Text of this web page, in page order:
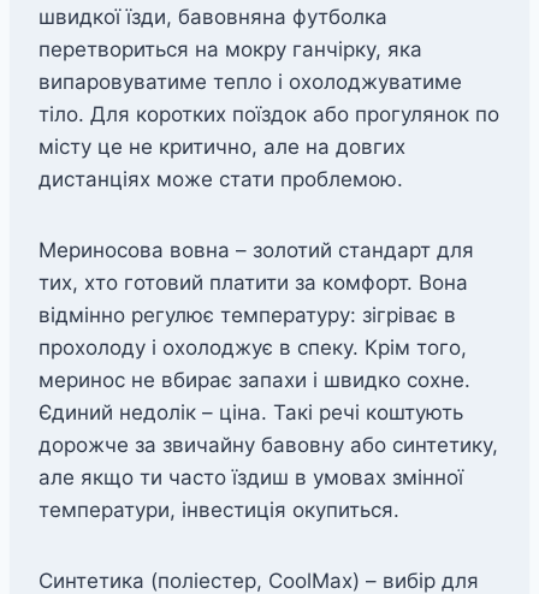
швидкої їзди, бавовняна футболка
перетвориться на мокру ганчірку, яка
випаровуватиме тепло і охолоджуватиме
тіло. Для коротких поїздок або прогулянок по
місту це не критично, але на довгих
дистанціях може стати проблемою.
Мериносова вовна – золотий стандарт для
тих, хто готовий платити за комфорт. Вона
відмінно регулює температуру: зігріває в
прохолоду і охолоджує в спеку. Крім того,
меринос не вбирає запахи і швидко сохне.
Єдиний недолік – ціна. Такі речі коштують
дорожче за звичайну бавовну або синтетику,
але якщо ти часто їздиш в умовах змінної
температури, інвестиція окупиться.
Синтетика (поліестер, CoolMax) – вибір для